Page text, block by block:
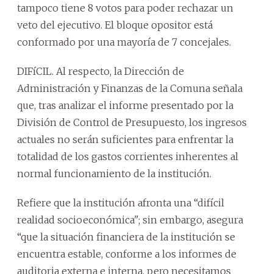
tampoco tiene 8 votos para poder rechazar un
veto del ejecutivo. El bloque opositor está
conformado por una mayoría de 7 concejales.
DIFíCIL. Al respecto, la Dirección de
Administración y Finanzas de la Comuna señala
que, tras analizar el informe presentado por la
División de Control de Presupuesto, los ingresos
actuales no serán suficientes para enfrentar la
totalidad de los gastos corrientes inherentes al
normal funcionamiento de la institución.
Refiere que la institución afronta una “difícil
realidad socioeconómica"; sin embargo, asegura
“que la situación financiera de la institución se
encuentra estable, conforme a los informes de
auditoria externa e interna, pero necesitamos